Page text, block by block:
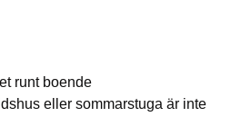
runt boende
eller sommarstuga är inte